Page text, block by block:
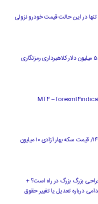
تنها در این حالت قیمت خودرو نزولی
مقامات تایلندی ملی پرتغالی را با 580 میلیون دلار کلاهبرداری رمزنگاری
قیمت جدید طلا و سکه ۱۲ مهرماه ۱۴۰۴/ قیمت سکه بهار آزادی ۱۰ میلیون
بزرگ بزرگ در راه است؟ +
درباره تعدیل یا تغییر حقوق